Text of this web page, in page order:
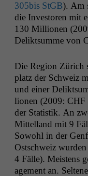
305bis StGB). Am
die Inve­storen mit
130 Mil­lio­nen
Delik­t­summe von
Die Region Zürich
platz der Schweiz
und ein­er
lio­nen (2009: CHF
der Sta­tis­tik. An
Mit­tel­land mit 9
Sowohl in der
Ostschweiz
4 Fälle). Meis­tens
age­ment an.